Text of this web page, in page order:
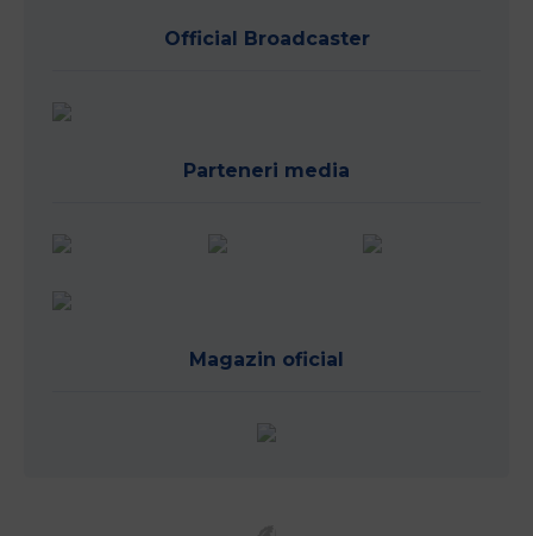
Official Broadcaster
Parteneri media
Magazin oficial